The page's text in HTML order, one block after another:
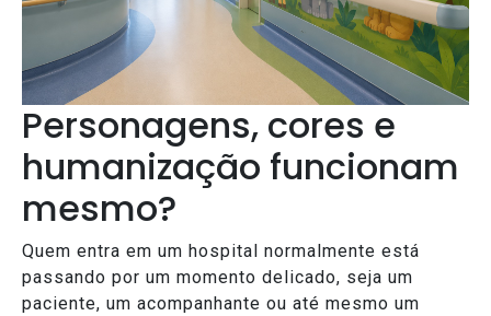
Personagens, cores e
humanização funcionam
mesmo?
Quem entra em um hospital normalmente está
passando por um momento delicado, seja um
paciente, um acompanhante ou até mesmo um